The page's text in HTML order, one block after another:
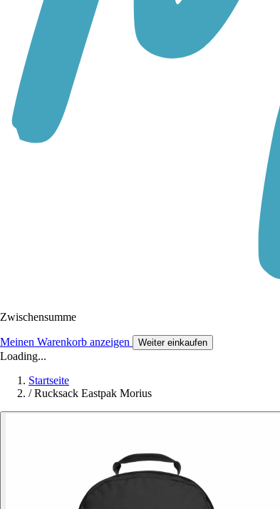
Zwischensumme
Meinen Warenkorb anzeigen Weiter einkaufen
Loading...
Startseite
/ Rucksack Eastpak Morius